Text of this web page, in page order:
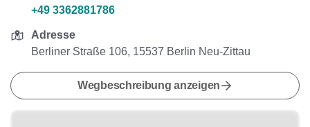
+49 3362881786
Adresse
Berliner Straße 106, 15537 Berlin Neu-Zittau
Wegbeschreibung anzeigen